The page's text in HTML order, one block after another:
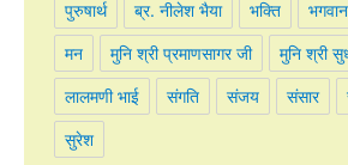
पुरुषार्थ ब्र. नीलेश भैया भक्ति भगवान
मन मुनि श्री प्रमाणसागर जी मुनि श्री
लालमणी भाई संगति संजय संसार
सुरेश